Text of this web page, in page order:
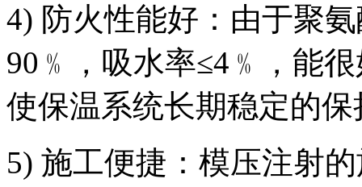
4) 防火性能好：由于聚
90﹪，吸水率≤4﹪，能
使保温系统长期稳定的
5) 施工便捷：模压注射